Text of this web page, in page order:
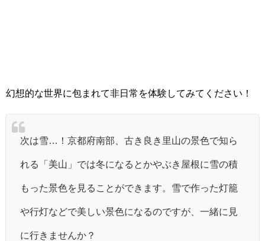
幻想的な世界に包まれて非日常を体験してみてください！
次は雪…！京都府南部、古き良き里山の景色で知ら
れる「美山」では冬になるとかやぶき屋根に雪の積
もった景色を見ることができます。雪で作った灯籠
や行灯などで美しい景色になるのですが、一緒に見
に行きませんか？